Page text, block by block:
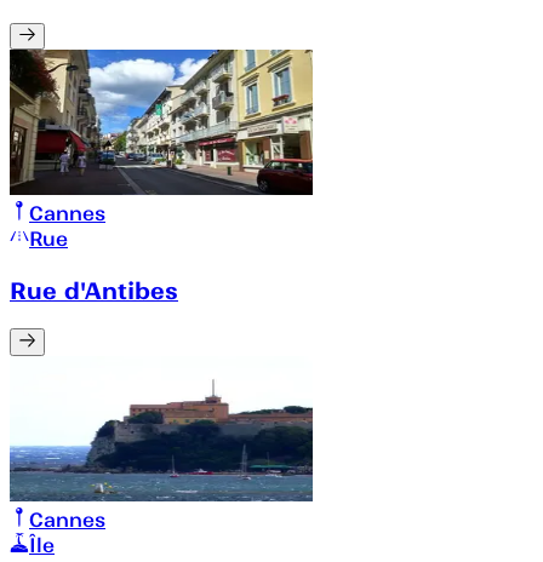
Cannes
Rue
Rue d'Antibes
Cannes
Île